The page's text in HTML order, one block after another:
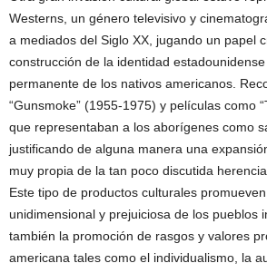
Westerns, un género televisivo y
a mediados del Siglo XX, jugando un papel
construcción de la identidad
permanente de los nativos americanos.
“Gunsmoke” (1955-1975) y películas como
que representaban a los aborígenes como
justificando de alguna manera una
muy propia de la tan poco discutida
Este tipo de productos culturales
unidimensional y prejuiciosa de los pueblos
también la promoción de rasgos y valores
americana tales como el individualismo, la